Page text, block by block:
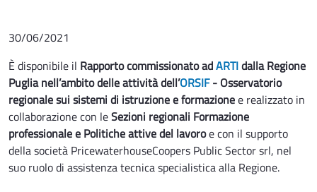
30/06/2021
È disponibile il Rapporto commissionato adARTIdalla Regione
Puglia nell’ambito delle attività dell’ORSIF- Osservatorio
regionale sui sistemi di istruzione e formazionee realizzato in
collaborazione con leSezioni regionali Formazione
professionale e Politiche attive del lavoroe con il supporto
della società PricewaterhouseCoopers Public Sector srl, nel
suo ruolo di assistenza tecnica specialistica alla Regione.